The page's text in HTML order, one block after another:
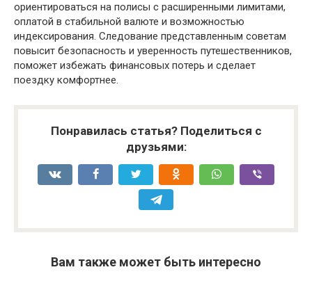
ориентироваться на полисы с расширенными лимитами,
оплатой в стабильной валюте и возможностью
индексирования. Следование представленным советам
повысит безопасность и уверенность путешественников,
поможет избежать финансовых потерь и сделает
поездку комфортнее.
Понравилась статья? Поделиться с
друзьями:
Вам также может быть интересно